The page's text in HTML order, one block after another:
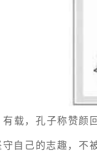
载，孔子称赞颜
自己的志趣，不